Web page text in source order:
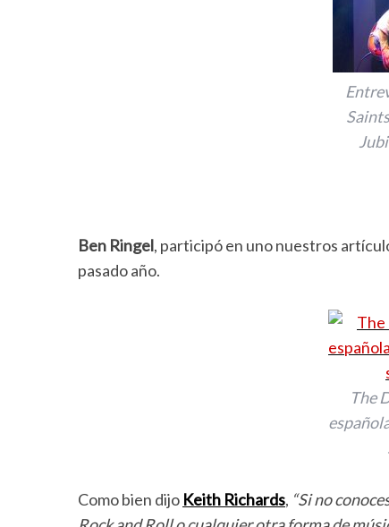
Ben Ringel, participó en uno nuestros
pasado año.
The
Como bien dijo Keith Richards, “Si no